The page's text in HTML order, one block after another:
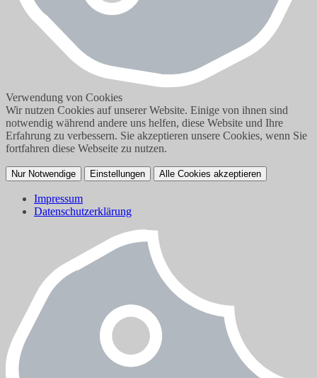
Verwendung von Cookies
Wir nutzen Cookies auf unserer Website. Einige von ihnen sind
notwendig während andere uns helfen, diese Website und Ihre
Erfahrung zu verbessern. Sie akzeptieren unsere Cookies, wenn Sie
fortfahren diese Webseite zu nutzen.
Nur Notwendige Einstellungen Alle Cookies akzeptieren
Impressum
Datenschutzerklärung